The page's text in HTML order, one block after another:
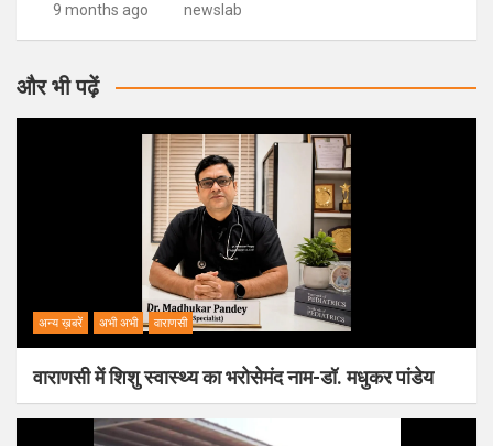
9 months ago newslab
और भी पढ़ें
अन्य ख़बरें अभी अभी वाराणसी
वाराणसी में शिशु स्वास्थ्य का भरोसेमंद नाम-डॉ. मधुकर पांडेय